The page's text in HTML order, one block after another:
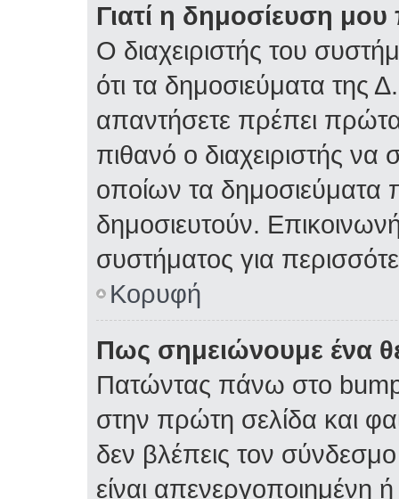
Γιατί η δημοσίευση μου
Ο διαχειριστής του
ότι τα δημοσιεύματα της
απαντήσετε πρέπει πρώτα
πιθανό ο διαχειριστής
οποίων τα δημοσιεύματα
δημοσιευτούν.
συστήματος για
Κορυφή
Πως σημειώνουμε ένα
Πατώντας πάνω στο
στην πρώτη σελίδα και
δεν βλέπεις τον σύνδεσμο
είναι απενεργοποιημένη